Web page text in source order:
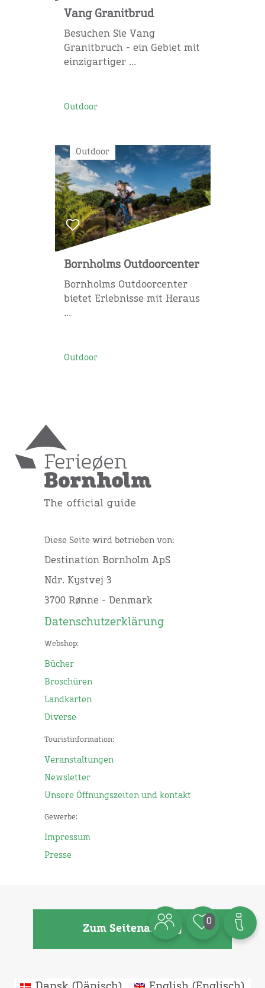
Vang Granitbrud
Besuchen Sie Vang
Granitbruch - ein Gebiet mit
einzigartiger ...
Outdoor
Outdoor
Bornholms Outdoorcenter
Bornholms Outdoorcenter
bietet Erlebnisse mit Heraus
...
Outdoor
Diese Seite wird betrieben von:
Destination Bornholm ApS
Ndr. Kystvej 3
3700 Rønne - Denmark
Datenschutzerklärung
Webshop:
Bücher
Broschüren
Landkarten
Diverse
Touristinformation:
Veranstaltungen
Newsletter
Unsere Öffnungszeiten und kontakt
Gewerbe:
Impressum
Presse
Zum Seitenanfang
0